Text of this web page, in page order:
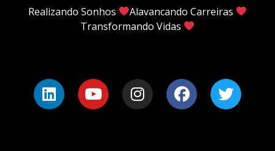
Realizando Sonhos
Alavancando Carreiras
Transformando Vidas